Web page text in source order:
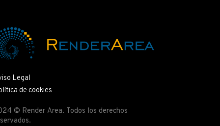
Legal
de cookies
© Render Area. Todos los derechos